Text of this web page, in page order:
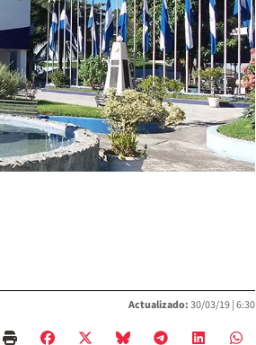
Actualizado:30/03/19 |6:30